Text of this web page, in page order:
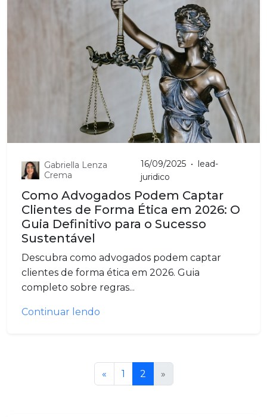
Gabriella Lenza
Crema
16/09/2025 • lead-
juridico
Como Advogados Podem Captar
Clientes de Forma Ética em 2026: O
Guia Definitivo para o Sucesso
Sustentável
Descubra como advogados podem captar
clientes de forma ética em 2026. Guia
completo sobre regras...
Continuar lendo
« 1 2 »